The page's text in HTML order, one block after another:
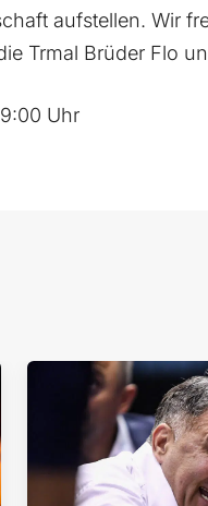
aufstellen. Wir
Trmal Brüder Flo
Uhr